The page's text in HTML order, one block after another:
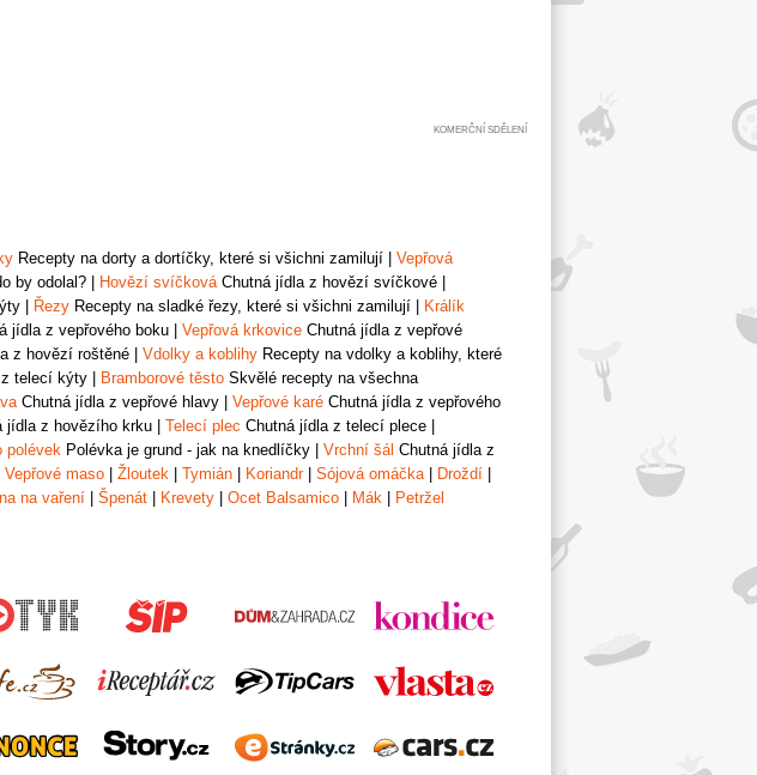
Recepty na dorty a dortíčky, které si všichni zamilují
Vepřová
by odolal? Hovězí svíčková Chutná jídla z hovězí svíčkové
Řezy Recepty na sladké řezy, které si všichni zamilují
Králík
jídla z vepřového boku Vepřová krkovice Chutná jídla z vepřové
z hovězí roštěné Vdolky a koblihy Recepty na vdolky a koblihy, které
telecí kýty Bramborové těsto Skvělé recepty na všechna
Chutná jídla z vepřové hlavy Vepřové karé Chutná jídla z vepřového
jídla z hovězího krku Telecí plec Chutná jídla z telecí plece
polévek Polévka je grund - jak na knedlíčky Vrchní šál Chutná jídla z
Vepřové maso Žloutek Tymián Koriandr| Sójová omáčka Droždí
na vaření Špenát Krevety Ocet Balsamico Mák
Petržel